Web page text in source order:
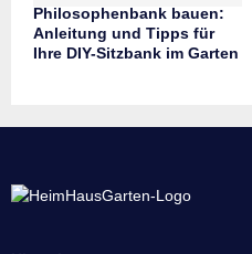
Philosophenbank bauen:
Anleitung und Tipps für
Ihre DIY-Sitzbank im Garten